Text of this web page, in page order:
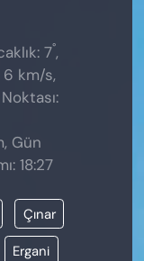
7°,
6 km/s,
Gün
18:27
Çınar
Ergani